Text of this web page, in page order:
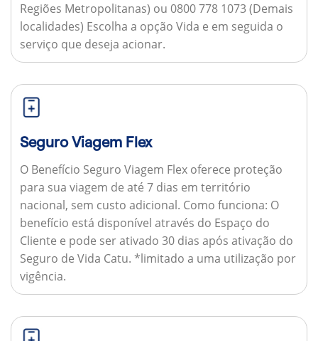
Regiões Metropolitanas) ou 0800 778 1073 (Demais
localidades) Escolha a opção Vida e em seguida o
serviço que deseja acionar.
Seguro Viagem Flex
O Benefício Seguro Viagem Flex oferece proteção
para sua viagem de até 7 dias em território
nacional, sem custo adicional. Como funciona: O
benefício está disponível através do Espaço do
Cliente e pode ser ativado 30 dias após ativação do
Seguro de Vida Catu. *limitado a uma utilização por
vigência.